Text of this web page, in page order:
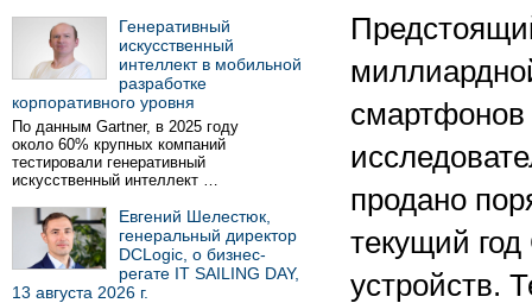
Генеративный
искусственный
интеллект в мобильной
разработке
корпоративного уровня
По данным Gartner, в 2025 году
около 60% крупных компаний
тестировали генеративный
искусственный интеллект …
Евгений Шелестюк,
генеральный директор
DCLogic, о бизнес-
регате IT SAILING DAY,
13 августа 2026 г.
смартфонов
продано
текущий
устройств.